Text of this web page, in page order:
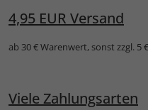
4,95 EUR Versand
ab 30 € Warenwert, sonst zzgl. 5
Viele Zahlungsarten